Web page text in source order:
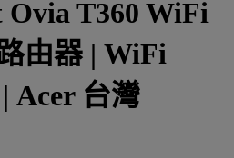
Ovia T360 WiFi
由器 | WiFi
Acer 台灣